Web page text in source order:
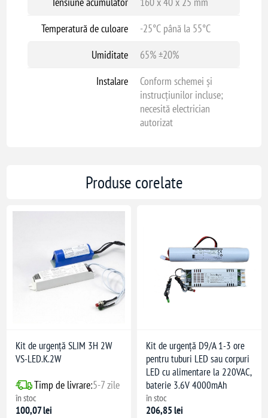
Temperatură de culoare
-25°C până la 55°C
Umiditate
65% ±20%
Instalare
Conform schemei și
instrucțiunilor incluse;
necesită electrician
autorizat
Produse corelate
Kit de urgență SLIM 3H 2W
VS-LED.K.2W
Timp de livrare:5-7 zile
în stoc
100,07 lei
Kit de urgență D9/A 1-3 ore
pentru tuburi LED sau corpuri
LED cu alimentare la 220VAC,
baterie 3.6V 4000mAh
în stoc
206,85 lei